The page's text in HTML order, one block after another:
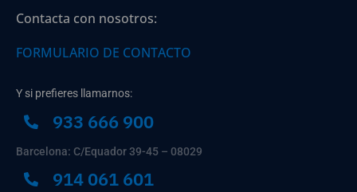
Contacta con nosotros:
FORMULARIO DE CONTACTO
Y si prefieres llamarnos:
933 666 900
Barcelona: C/Equador 39-45 – 08029
914 061 601